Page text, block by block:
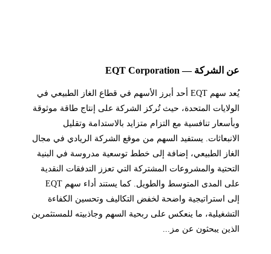
عن الشركة — EQT Corporation
يُعد سهم EQT أحد أبرز الأسهم في قطاع الغاز الطبيعي في
الولايات المتحدة، حيث تُركز الشركة على إنتاج طاقة موثوقة
وبأسعار تنافسية مع التزام متزايد بالاستدامة وتقليل
الانبعاثات. يستفيد السهم من موقع الشركة الريادي في مجال
الغاز الطبيعي، إضافة إلى خطط توسعية مدروسة في البنية
التحتية والمشروعات المشتركة التي تعزز التدفقات النقدية
على المدى المتوسط والطويل. كما يستند أداء سهم EQT
إلى استراتيجية واضحة لخفض التكاليف وتحسين الكفاءة
التشغيلية، ما ينعكس على ربحية السهم وجاذبيته للمستثمرين
الذين يبحثون عن مز...